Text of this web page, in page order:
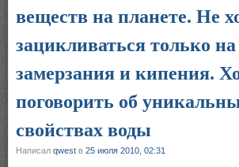
веществ на планете. Не
зацикливаться только на
замерзания и кипения.
поговорить об
свойствах воды
Написал qwest в 25 июля 2010, 02:31